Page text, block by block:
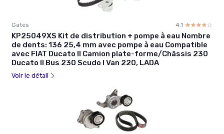
Gates 4.1 ☆☆☆☆☆
★★★★★
KP25049XS Kit de distribution + pompe à eau Nombre
de dents: 136 25,4 mm avec pompe à eau Compatible
avec FIAT Ducato II Camion plate-forme/Châssis 230
Ducato II Bus 230 Scudo I Van 220, LADA
Voir le détail